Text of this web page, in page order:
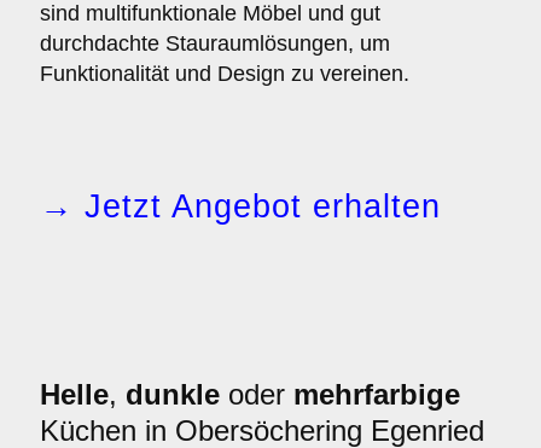
sind multifunktionale Möbel und gut
durchdachte Stauraumlösungen, um
Funktionalität und Design zu vereinen.
→ Jetzt Angebot erhalten
Helle, dunkle oder mehrfarbige
Küchen in Obersöchering Egenried